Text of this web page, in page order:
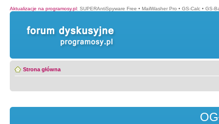
Aktualizacje na programosy.pl: SUPERAntiSpyware Free • MailWasher Pro • GS-Calc • GS-
Strona główna